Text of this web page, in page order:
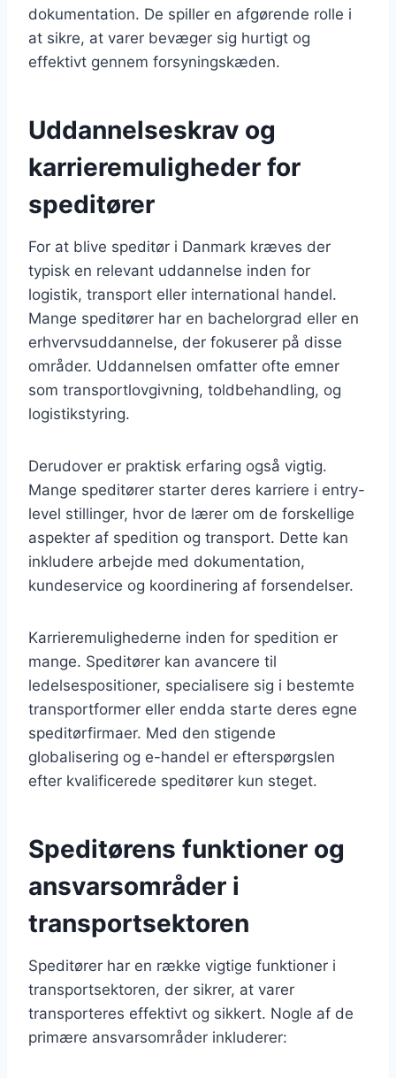
dokumentation. De spiller en afgørende rolle i
at sikre, at varer bevæger sig hurtigt og
effektivt gennem forsyningskæden.
Uddannelseskrav og
karrieremuligheder for
speditører
For at blive speditør i Danmark kræves der
typisk en relevant uddannelse inden for
logistik, transport eller international handel.
Mange speditører har en bachelorgrad eller en
erhvervsuddannelse, der fokuserer på disse
områder. Uddannelsen omfatter ofte emner
som transportlovgivning, toldbehandling, og
logistikstyring.
Derudover er praktisk erfaring også vigtig.
Mange speditører starter deres karriere i entry-
level stillinger, hvor de lærer om de forskellige
aspekter af spedition og transport. Dette kan
inkludere arbejde med dokumentation,
kundeservice og koordinering af forsendelser.
Karrieremulighederne inden for spedition er
mange. Speditører kan avancere til
ledelsespositioner, specialisere sig i bestemte
transportformer eller endda starte deres egne
speditørfirmaer. Med den stigende
globalisering og e-handel er efterspørgslen
efter kvalificerede speditører kun steget.
Speditørens funktioner og
ansvarsområder i
transportsektoren
Speditører har en række vigtige funktioner i
transportsektoren, der sikrer, at varer
transporteres effektivt og sikkert. Nogle af de
primære ansvarsområder inkluderer: